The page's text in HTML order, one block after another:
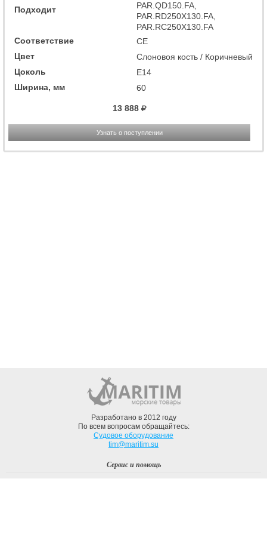
Подходит
PAR.QD150.FA,
PAR.RD250X130.FA,
PAR.RC250X130.FA
Соответствие
CE
Цвет
Слоновоя кость / Коричневый
Цоколь
E14
Ширина, мм
60
13 888
Узнать о поступлении
Разработано в 2012 году
По всем вопросам обращайтесь:
Судовое оборудование
tim@maritim.su
Сервис и помощь